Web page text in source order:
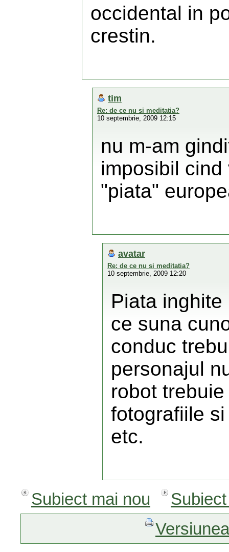
occidental in
crestin.
tim
Re: de ce nu si meditatia?
10 septembrie, 2009 12:15
nu m-am
imposibil
"piata"
avatar
Re: de ce nu si meditatia?
10 septembrie, 2009 12:20
Piata
ce suna
conduc
personajul
robot
fotografiile
etc.
Subiect mai nou